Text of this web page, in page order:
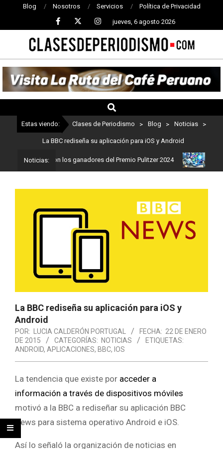
Blog Nosotros Servicios Política de Privacidad
jueves, 6 agosto 2026
CLASES
DE
PERIODISMO
Estas viendo: Clases de Periodismo > Blog > Noticias >
La BBC rediseña su aplicación para iOS y Android
Noticias:
Estos son los ganadores del Premio Pulitzer 2024
La BBC rediseña su aplicación para iOS y
Android
POR: LUCIA CALDERÓN PORTUGAL FECHA: 22 DE ENERO
DE 2015
CATEGORÍAS: NOTICIAS
ETIQUETAS:
ANDROID, APLICACIONES, BBC, IOS
La tendencia que existe por acceder a
información a través de dispositivos móviles
motivó a la BBC a rediseñar su aplicación BBC
News para sistema operativo Android e iOS.
Así lo señaló la organización de noticias en